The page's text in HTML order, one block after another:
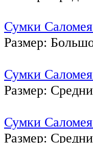
Сумки
Размер:
Сумки
Размер:
Сумки
Размер: